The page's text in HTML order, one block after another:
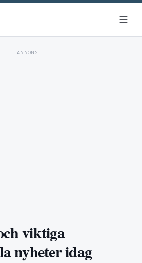
ANNONS
viktiga
nyheter idag